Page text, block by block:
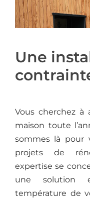
Une
Vous cherchez à
maison toute
sommes là pour
projets de
expertise se
une solution
température de